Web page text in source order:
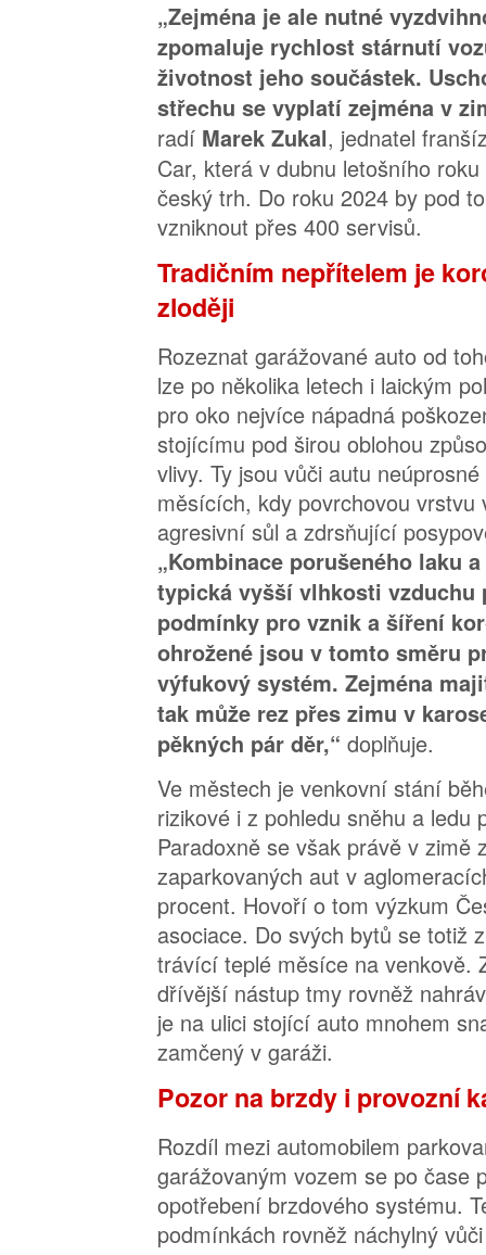
„Zejména je ale nutné
zpomaluje rychlost stárnutí
životnost jeho součástek.
střechu se vyplatí zejména v
radí Marek Zukal, jednatel
Car, která v dubnu letošního
český trh. Do roku 2024 by pod
vzniknout přes 400 servisů.
Tradičním nepřítelem je
zloději
Rozeznat garážované auto od
lze po několika letech i laickým
pro oko nejvíce nápadná
stojícímu pod širou oblohou
vlivy. Ty jsou vůči autu
měsících, kdy povrchovou vrstvu
agresivní sůl a zdrsňující
„Kombinace porušeného laku
typická vyšší vlhkosti vzduchu
podmínky pro vznik a šíření
ohrožené jsou v tomto směru
výfukový systém. Zejména
tak může rez přes zimu v
pěkných pár děr,“ doplňuje.
Ve městech je venkovní stání
rizikové i z pohledu sněhu a ledu
Paradoxně se však právě v zimě
zaparkovaných aut v
procent. Hovoří o tom výzkum
asociace. Do svých bytů se totiž
trávící teplé měsíce na venkově.
dřívější nástup tmy rovněž
je na ulici stojící auto mnohem
zamčený v garáži.
Pozor na brzdy i provozní
Rozdíl mezi automobilem
garážovaným vozem se po čase
opotřebení brzdového systému.
podmínkách rovněž náchylný